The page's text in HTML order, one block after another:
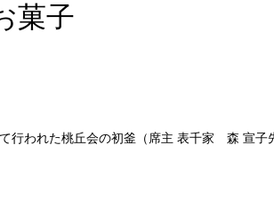
菓子
行われた桃丘会の初釜（席主 表千家 森 宣子